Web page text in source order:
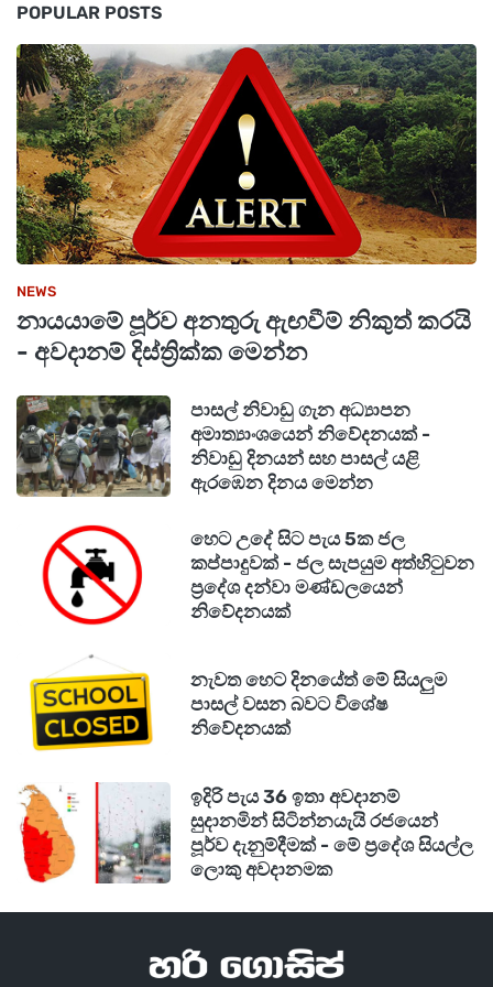
වශයෙන් ඉහළ යෑමේ කිසිම අවස්ථාවක් නැති බවත්
කියයි.
එසේම ඉන්ධන මිල රුපියලකින් හෝ දෙකකින් ඉහළ
යෑම සාමාන්‍ය තත්ත්වයක් බවත්
සාමාන්‍යාධිකාරවරයා පවසා ඇත.
POPULAR POSTS
NEWS
නායයාමේ පූර්ව අනතුරු ඇඟවීම් නිකුත් කරයි
- අවදානම් දිස්ත්‍රික්ක මෙන්න
පාසල් නිවාඩු ගැන අධ්‍යාපන
අමාත්‍යාංශයෙන් නිවේදනයක් -
නිවාඩු දිනයන් සහ පාසල් යළි
ඇරඹෙන දිනය මෙන්න
හෙට උදේ සිට පැය 5ක ජල
කප්පාදුවක් - ජල සැපයුම අත්හිටුවන
ප්‍රදේශ දන්වා මණ්ඩලයෙන්
නිවේදනයක්
නැවත හෙට දිනයේත් මේ සියලුම
පාසල් වසන බවට විශේෂ
නිවේදනයක්
ඉදිරි පැය 36 ඉතා අවදානම්
සුදානමින් සිටින්නයැයි රජයෙන්
පූර්ව දැනුම්දීමක් - මේ ප්‍රදේශ සියල්ල
ලොකු අවදානමක